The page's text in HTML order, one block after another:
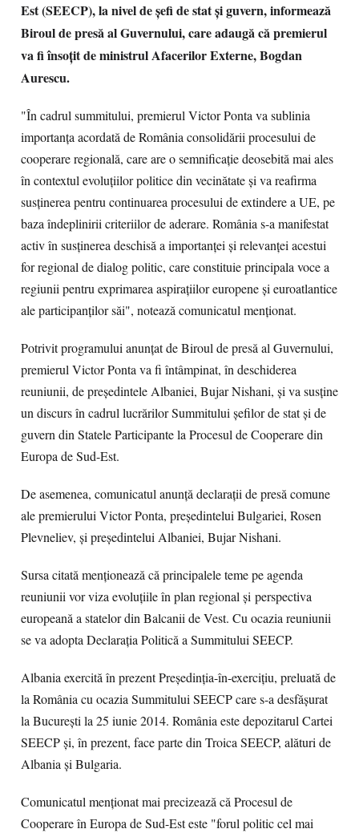
Est (SEECP), la nivel de șefi de stat și guvern, informează
Biroul de presă al Guvernului, care adaugă că premierul
va fi însoțit de ministrul Afacerilor Externe, Bogdan
Aurescu.
"În cadrul summitului, premierul Victor Ponta va sublinia
importanța acordată de România consolidării procesului de
cooperare regională, care are o semnificație deosebită mai ales
în contextul evoluțiilor politice din vecinătate și va reafirma
susținerea pentru continuarea procesului de extindere a UE, pe
baza îndeplinirii criteriilor de aderare. România s-a manifestat
activ în susținerea deschisă a importanței și relevanței acestui
for regional de dialog politic, care constituie principala voce a
regiunii pentru exprimarea aspirațiilor europene și euroatlantice
ale participanților săi", notează comunicatul menționat.
Potrivit programului anunțat de Biroul de presă al Guvernului,
premierul Victor Ponta va fi întâmpinat, în deschiderea
reuniunii, de președintele Albaniei, Bujar Nishani, și va susține
un discurs în cadrul lucrărilor Summitului șefilor de stat și de
guvern din Statele Participante la Procesul de Cooperare din
Europa de Sud-Est.
De asemenea, comunicatul anunță declarații de presă comune
ale premierului Victor Ponta, președintelui Bulgariei, Rosen
Plevneliev, și președintelui Albaniei, Bujar Nishani.
Sursa citată menționează că principalele teme pe agenda
reuniunii vor viza evoluțiile în plan regional și perspectiva
europeană a statelor din Balcanii de Vest. Cu ocazia reuniunii
se va adopta Declarația Politică a Summitului SEECP.
Albania exercită în prezent Președinția-în-exercițiu, preluată de
la România cu ocazia Summitului SEECP care s-a desfășurat
la București la 25 iunie 2014. România este depozitarul Cartei
SEECP și, în prezent, face parte din Troica SEECP, alături de
Albania și Bulgaria.
Comunicatul menționat mai precizează că Procesul de
Cooperare în Europa de Sud-Est este "forul politic cel mai